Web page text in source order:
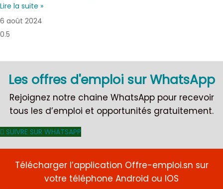
Lire la suite »
6 août 2024
Les offres d'emploi sur WhatsApp
Rejoignez notre chaine WhatsApp pour recevoir
tous les d’emploi et opportunités gratuitement.
SUIVRE SUR WHATSAPP
Télécharger l’application Offre-emploi.sn sur
votre téléphone Android ou IOS